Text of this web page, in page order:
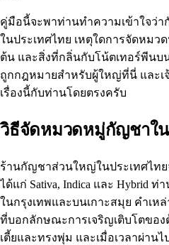
คู่มือนี้จะพาท่านทำความเข้าใจว่
ในประเทศไทย เหตุใดการจัดหมว
ต้น และสิ่งที่กลิ่นกับโน้ตเทอร์พีนบ
ถูกกฎหมายสำหรับผู้ใหญ่ที่นี่ และ
เรื่องนี้กับท่านโดยตรงครับ
วิธีจัดหมวดหมู่กัญชาใน
ร้านกัญชาส่วนใหญ่ในประเทศไท
ได้แก่ Sativa, Indica และ Hybrid
ในกรุงเทพและบนเกาะสมุย คำเห
ที่บอกลักษณะการเจริญเติบโตของ
เตี้ยและทรงพุ่ม และเมื่อเวลาผ่าน